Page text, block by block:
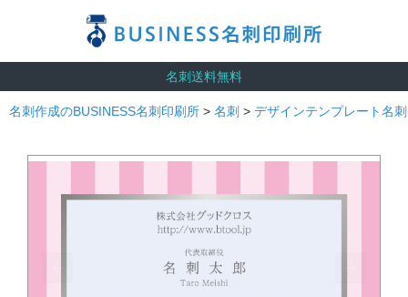
名刺送料無料
名刺作成のBUSINESS名刺印刷所 > 名刺 > デザインテンプレート名刺